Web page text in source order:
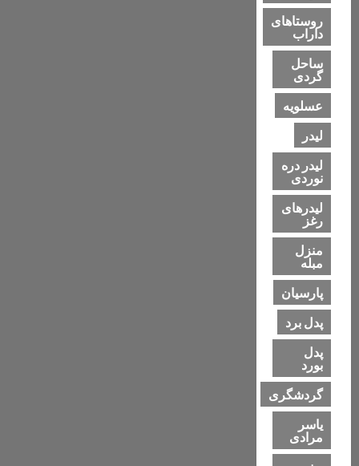
روستاهای
داراب
ساحل
گردی
عسلویه
لیدر
لیدر دره
نوردی
لیدرهای
رغز
منزل
مبله
پارسیان
پدل برد
پدل
بورد
گردشگری
یاسر
مرادی